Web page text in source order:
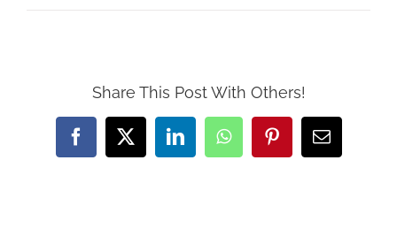
Share This Post With Others!
Facebook
X LinkedInWhatsAppPinterestCorreo